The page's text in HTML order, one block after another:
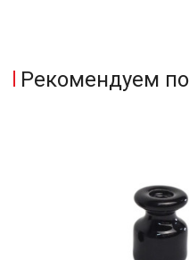
Рекомендуем